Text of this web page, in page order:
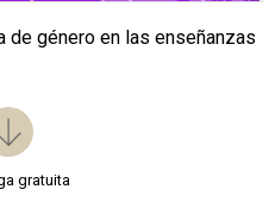
de género en las enseñanzas
gratuita